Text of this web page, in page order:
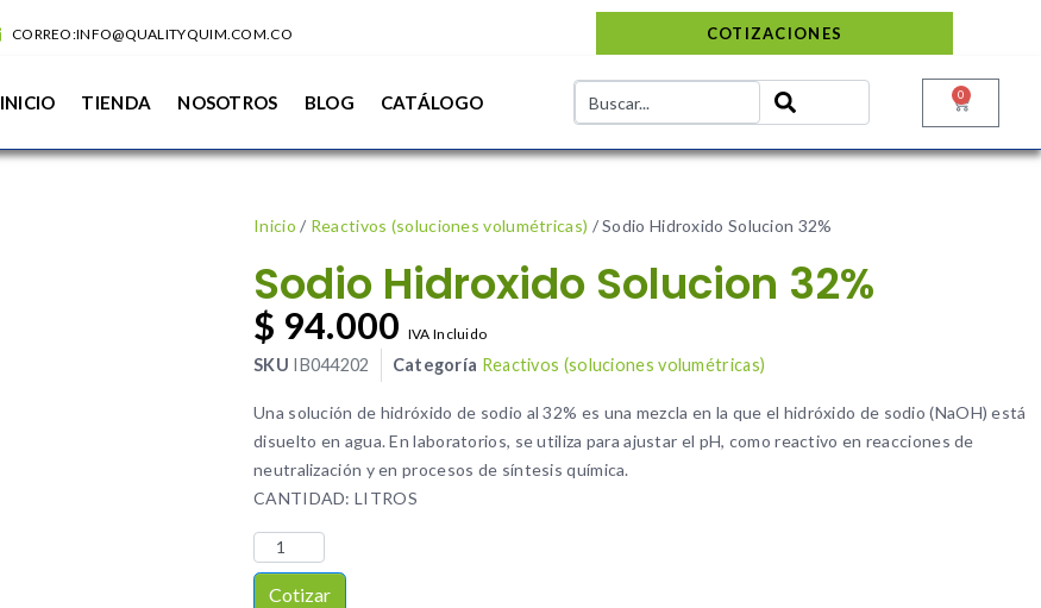
CORREO:INFO@QUALITYQUIM.COM.CO COTIZACIONES
INICIO TIENDA NOSOTROS BLOG CATÁLOGO 0
Inicio / Reactivos (soluciones volumétricas) / Sodio Hidroxido Solucion 32%
Sodio Hidroxido Solucion 32%
$ 94.000 IVA Incluido
SKU IB044202 Categoría Reactivos (soluciones volumétricas)
Una solución de hidróxido de sodio al 32% es una mezcla en la que el hidróxido de sodio (NaOH) está
disuelto en agua. En laboratorios, se utiliza para ajustar el pH, como reactivo en reacciones de
neutralización y en procesos de síntesis química.
CANTIDAD: LITROS
Cotizar